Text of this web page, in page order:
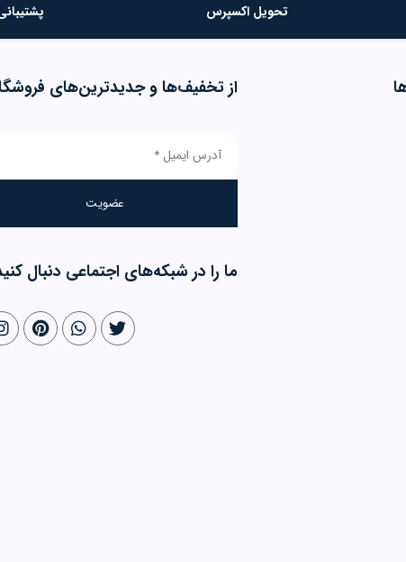
تحویل اکسپرس پشتیبانی ۲۴
از تخفیف‌ها و جدیدترین‌های
ما را در شبکه‌های اجتماعی دنبال